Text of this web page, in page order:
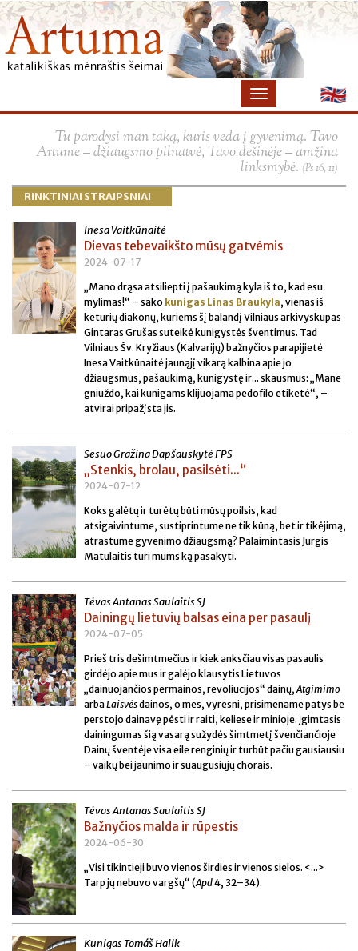
Tu parodysi man taką, kuris veda į gyvenimą. Tavo
Artume – džiaugsmo pilnatvė, Tavo dešinėje – amžina
linksmybė. (Ps 16, 11)
RINKTINIAI STRAIPSNIAI
Inesa Vaitkūnaitė
Dievas tebevaikšto mūsų gatvėmis
2024-07-17
„Mano drąsa atsiliepti į pašaukimą kyla iš to, kad esu
mylimas!“ – sako kunigas Linas Braukyla, vienas iš
keturių diakonų, kuriems šį balandį Vilniaus arkivyskupas
Gintaras Grušas suteikė kunigystės šventimus. Tad
Vilniaus Šv. Kryžiaus (Kalvarijų) bažnyčios parapijietė
Inesa Vaitkūnaitė jaunąjį vikarą kalbina apie jo
džiaugsmus, pašaukimą, kunigystę ir... skausmus: „Mane
gniuždo, kai kunigams klijuojama pedofilo etiketė“, –
atvirai pripažįsta jis.
Sesuo Gražina Dapšauskytė FPS
„Stenkis, brolau, pasilsėti...“
2024-07-12
Koks galėtų ir turėtų būti mūsų poilsis, kad
atsigaivintume, sustiprintume ne tik kūną, bet ir tikėjimą,
atrastume gyvenimo džiaugsmą? Palaimintasis Jurgis
Matulaitis turi mums ką pasakyti.
Tėvas Antanas Saulaitis SJ
Dainingų lietuvių balsas eina per pasaulį
2024-07-05
Prieš tris dešimtmečius ir kiek anksčiau visas pasaulis
girdėjo apie mus ir galėjo klausytis Lietuvos
„dainuojančios permainos, revoliucijos“ dainų,Atgimimo
arbaLaisvėsdainos, o mes, vyresni, prisimename patys be
perstojo dainavę pėsti ir raiti, keliese ir minioje. Įgimtasis
dainingumas šią vasarą sužydės šimtmetį švenčiančioje
Dainų šventėje visa eile renginių ir turbūt pačiu gausiausiu
– vaikų bei jaunimo ir suaugusiųjų chorais.
Tėvas Antanas Saulaitis SJ
Bažnyčios malda ir rūpestis
2024-06-30
„Visi tikintieji buvo vienos širdies ir vienos sielos. <...>
Tarp jų nebuvo vargšų“ (Apd4, 32–34).
Kunigas Tomáš Halik
×